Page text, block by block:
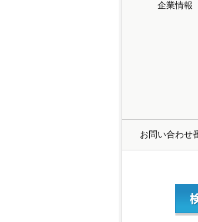
企業情報
お問い合わせ